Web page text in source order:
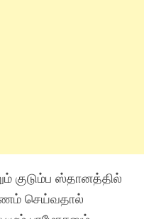
குடும்ப ஸ்தானத்தில்
செய்வதால்